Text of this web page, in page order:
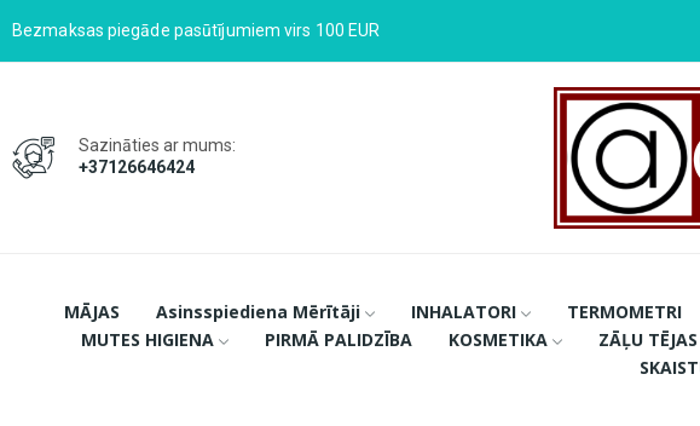
Bezmaksas piegāde pasūtījumiem virs 100 EUR
Sazināties ar mums:
+37126646424
MĀJAS Asinsspiediena Mērītāji INHALATORI TERMOMETRI
MUTES HIGIENA
PIRMĀ PALIDZĪBA KOSMETIKA ZĀĻU TĒJAS